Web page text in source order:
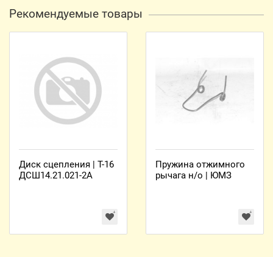
Рекомендуемые товары
Диск сцепления | Т-16
ДСШ14.21.021-2А
Пружина отжимного
рычага н/о | ЮМЗ